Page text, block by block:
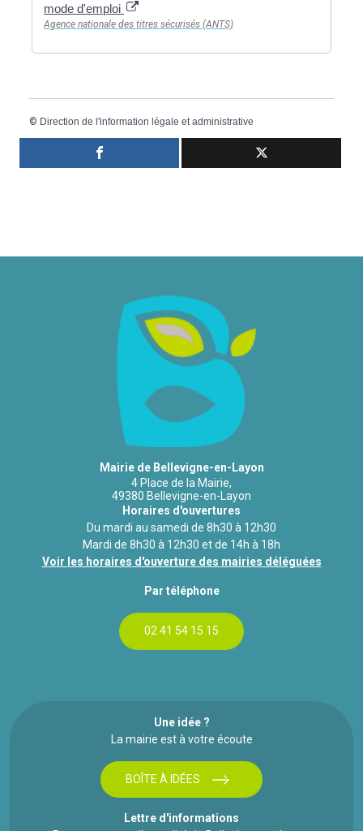
mode d'emploi
Agence nationale des titres sécurisés (ANTS)
© Direction de l'information légale et administrative
Mairie de Bellevigne-en-Layon
4 Place de la Mairie,
49380 Bellevigne-en-Layon
Horaires d'ouvertures
Du mardi au samedi de 8h30 à 12h30
Mardi de 8h30 à 12h30 et de 14h à 18h
Voir les horaires d'ouverture des mairies déléguées
Par téléphone
02 41 54 15 15
Une idée ?
La mairie est à votre écoute
BOÎTE À IDÉES
Lettre d'informations